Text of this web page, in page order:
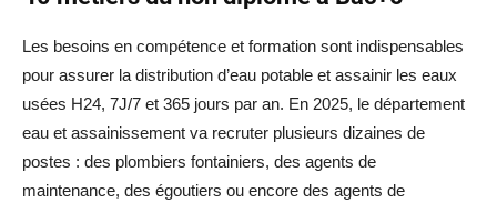
Les besoins en compétence et formation sont indispensables
pour assurer la distribution d’eau potable et assainir les eaux
usées H24, 7J/7 et 365 jours par an. En 2025, le département
eau et assainissement va recruter plusieurs dizaines de
postes : des plombiers fontainiers, des agents de
maintenance, des égoutiers ou encore des agents de